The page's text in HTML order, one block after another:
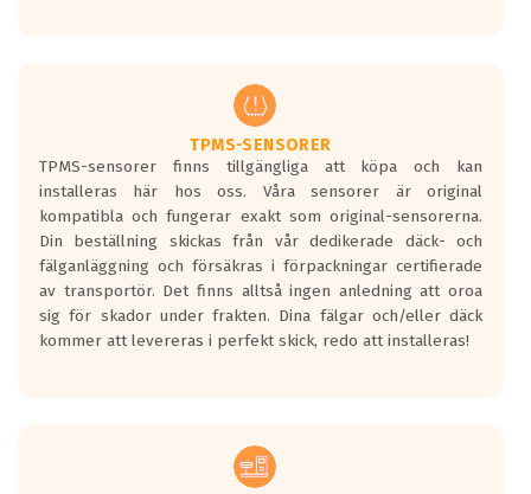
regelverket som introduceras år 2016.
Ett däck med två svarta vågor är redan
godkända för år 2016 nya regelverk.
Ett däck med en svart våg kommer vara
minst tre decibel tystare än det
regelverk som börjar gälla 2016.
TPMS-SENSORER
TPMS-sensorer finns tillgängliga att köpa och kan
installeras här hos oss. Våra sensorer är original
kompatibla och fungerar exakt som original-sensorerna.
Din beställning skickas från vår dedikerade däck- och
fälganläggning och försäkras i förpackningar certifierade
av transportör. Det finns alltså ingen anledning att oroa
sig för skador under frakten. Dina fälgar och/eller däck
kommer att levereras i perfekt skick, redo att installeras!